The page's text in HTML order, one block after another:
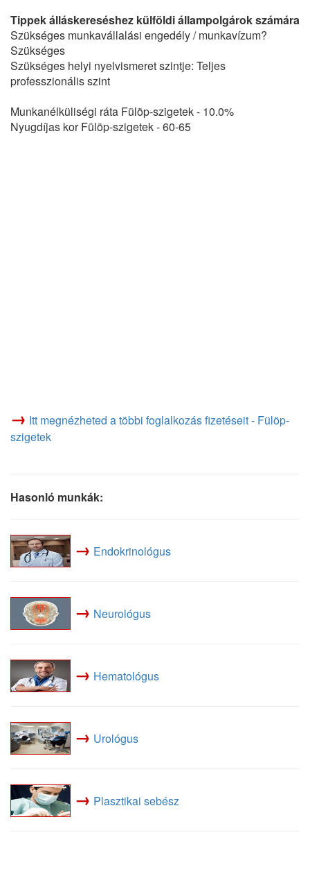
Tippek álláskereséshez külföldi állampolgárok számára
Szükséges munkavállalási engedély / munkavízum?
Szükséges
Szükséges helyi nyelvismeret szintje: Teljes
professzionális szint
Munkanélküliségi ráta Fülöp-szigetek - 10.0%
Nyugdíjas kor Fülöp-szigetek - 60-65
→ Itt megnézheted a többi foglalkozás fizetéseit - Fülöp-
szigetek
Hasonló munkák:
→ Endokrinológus
→ Neurológus
→ Hematológus
→ Urológus
→ Plasztikai sebész